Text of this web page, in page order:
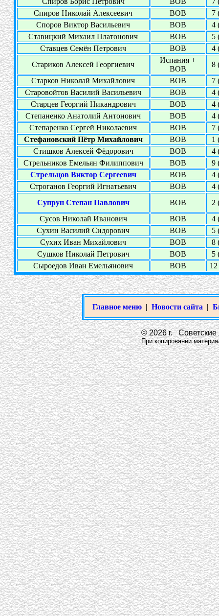
Спиров Николай Алексеевич
ВОВ
7
Споров Виктор Васильевич
ВОВ
4
Ставицкий Михаил Платонович
ВОВ
5
Ставцев Семён Петрович
ВОВ
4
Стариков Алексей Георгиевич
Испания +
ВОВ
8
Старков Николай Михайлович
ВОВ
7
Старовойтов Василий Васильевич
ВОВ
4
Старцев Георгий Никандрович
ВОВ
4
Степаненко Анатолий Антонович
ВОВ
4
Степаренко Сергей Николаевич
ВОВ
7
Стефановский Пётр Михайлович
ВОВ
1
Стишков Алексей Фёдорович
ВОВ
4
Стрельников Емельян Филиппович
ВОВ
9
Стрельцов Виктор Сергеевич
ВОВ
4
Строганов Георгий Игнатьевич
ВОВ
4
Супрун Степан Павлович
ВОВ
2
Сусов Николай Иванович
ВОВ
4
Сухин Василий Сидорович
ВОВ
5
Сухих Иван Михайлович
ВОВ
8
Сушков Николай Петрович
ВОВ
5
Сыроедов Иван Емельянович
ВОВ
Главное меню| Новости сайта |
© 2026 г. Советские
При копировании